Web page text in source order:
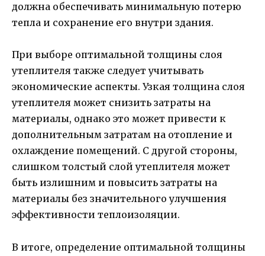
должна обеспечивать минимальную потерю
тепла и сохранение его внутри здания.
При выборе оптимальной толщины слоя
утеплителя также следует учитывать
экономические аспекты. Узкая толщина слоя
утеплителя может снизить затраты на
материалы, однако это может привести к
дополнительным затратам на отопление и
охлаждение помещений. С другой стороны,
слишком толстый слой утеплителя может
быть излишним и повысить затраты на
материалы без значительного улучшения
эффективности теплоизоляции.
В итоге, определение оптимальной толщины